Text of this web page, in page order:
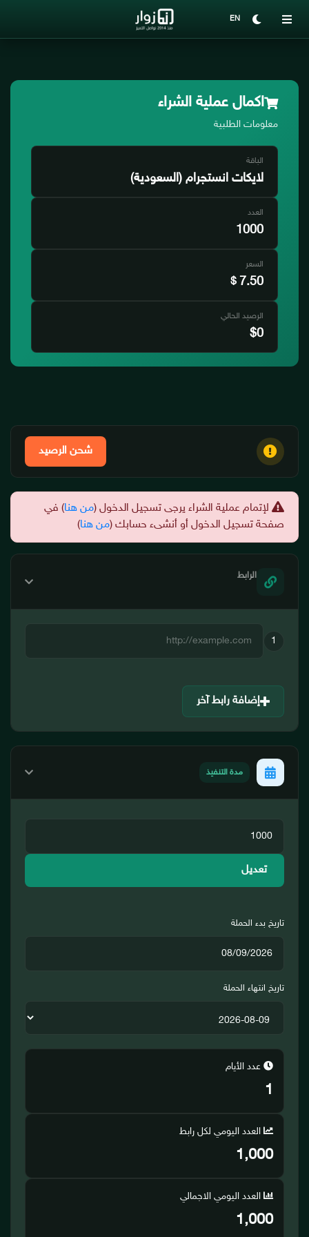
EN
اكمال عملية الشراء
معلومات الطلبية
الباقة
لايكات انستجرام (السعودية)
العدد
1000
السعر
7.50
$
الرصيد الحالي
$0
شحن الرصيد
لإتمام عملية الشراء يرجى تسجيل الدخول (من هنا) في
صفحة تسجيل الدخول أو أنشىء حسابك (من هنا)
الرابط
1
إضافة رابط آخر
مدة التنفيذ
تعديل
تاريخ بدء الحملة
تاريخ انتهاء الحملة
عدد الأيام
1
العدد اليومي لكل رابط
1,000
العدد اليومي الاجمالي
1,000